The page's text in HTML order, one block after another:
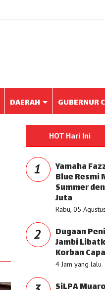
DAERAH GUBERNUR
HOT Hari Ini
1 Yamaha
Blue Resmi
Summer
Juta
Rabu, 05
2 Dugaan
Jambi
Korban
4 Jam yang lalu